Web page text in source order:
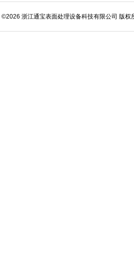
©2026 浙江通宝表面处理设备科技有限公司 版